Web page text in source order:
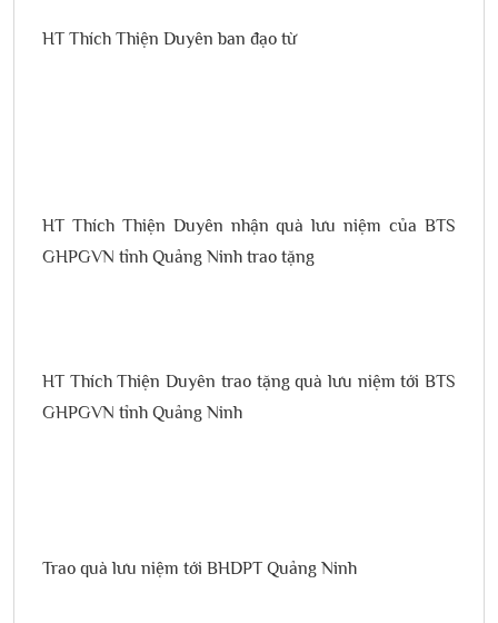
HT Thích Thiện Duyên ban đạo từ
HT Thích Thiện Duyên nhận quà lưu niệm của BTS
GHPGVN tỉnh Quảng Ninh trao tặng
HT Thích Thiện Duyên trao tặng quà lưu niệm tới BTS
GHPGVN tỉnh Quảng Ninh
Trao quà lưu niệm tới BHDPT Quảng Ninh